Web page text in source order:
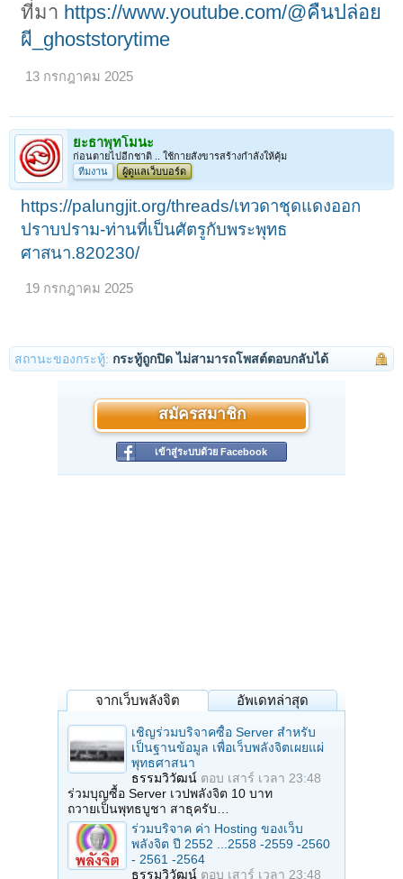
ที่มา https://www.youtube.com/@คืนปล่อย
ผี_ghoststorytime
13 กรกฎาคม 2025
ยะธาพุทโมนะ
ก่อนตายไปอีกชาติ .. ใช้กายสังขารสร้างกำลังให้คุ้ม
ทีมงาน
ผู้ดูแลเว็บบอร์ด
https://palungjit.org/threads/เทวดาชุดแดงออก
ปราบปราม-ท่านที่เป็นศัตรูกับพระพุทธ
ศาสนา.820230/
19 กรกฎาคม 2025
สถานะของกระทู้: กระทู้ถูกปิด ไม่สามารถโพสต์ตอบกลับได้
สมัครสมาชิก
เข้าสู่ระบบด้วย Facebook
จากเว็บพลังจิต อัพเดทล่าสุด
เชิญร่วมบริจาคซื้อ Server สำหรับ
เป็นฐานข้อมูล เพื่อเว็บพลังจิตเผยแผ่
พุทธศาสนา
ธรรมวิวัฒน์ ตอบ เสาร์ เวลา 23:48
ร่วมบุญซื้อ Server เวปพลังจิต 10 บาท
ถวายเป็นพุทธบูชา สาธุครับ…
ร่วมบริจาค ค่า Hosting ของเว็บ
พลังจิต ปี 2552 ...2558 -2559 -2560
- 2561 -2564
ธรรมวิวัฒน์ ตอบ เสาร์ เวลา 23:48